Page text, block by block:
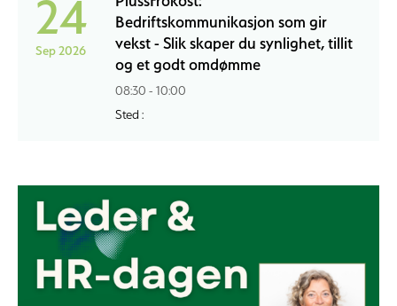
24
Sep 2026
Bedriftskommunikasjon som gir
vekst - Slik skaper du synlighet, tillit
og et godt omdømme
08:30 - 10:00
Sted :